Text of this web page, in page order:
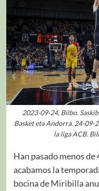
2023-09-24, Bilbo.
Basket eta Andorra. 24-09-
la liga ACB.
Han pasado menos de
acabamos la
bocina de Miribilla